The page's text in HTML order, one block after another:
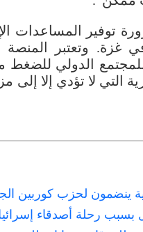
توفير المساعدات
وتعتبر المنصة
الدولي للضغط
لا تؤدي إلا إلى
رحلة أصدقاء